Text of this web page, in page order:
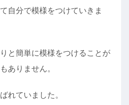
自分で模様をつけていきま
と簡単に模様をつけることが
ありません。
れていました。